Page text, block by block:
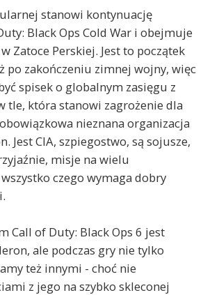
stanowi kontynuację
Black Ops Cold War i obejmuje
Zatoce Perskiej. Jest to początek
po zakończeniu zimnej wojny, więc
spisek o globalnym zasięgu z
tle, która stanowi zagrożenie dla
nieznana organizacja
Jest CIA, szpiegostwo, są sojusze,
misje na wielu
czego wymaga dobry
Call of Duty: Black Ops 6 jest
ale podczas gry nie tylko
też innymi - choć nie
z jego na szybko skleconej